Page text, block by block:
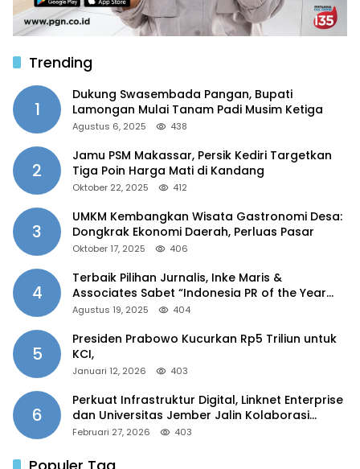
Trending
1
Dukung Swasembada Pangan, Bupati
Lamongan Mulai Tanam Padi Musim Ketiga
Agustus 6, 2025 438
2
Jamu PSM Makassar, Persik Kediri Targetkan
Tiga Poin Harga Mati di Kandang
Oktober 22, 2025 412
3
UMKM Kembangkan Wisata Gastronomi Desa:
Dongkrak Ekonomi Daerah, Perluas Pasar
Oktober 17, 2025 406
4
Terbaik Pilihan Jurnalis, Inke Maris &
Associates Sabet “Indonesia PR of the Year
2025”
Agustus 19, 2025 404
5
Presiden Prabowo Kucurkan Rp5 Triliun untuk
KCI,
Januari 12, 2026 403
6
Perkuat Infrastruktur Digital, Linknet Enterprise
dan Universitas Jember Jalin Kolaborasi
Smart Campus Berbasis AI
Februari 27, 2026 403